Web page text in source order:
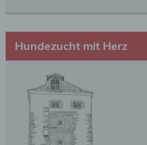
Hundezucht mit Herz